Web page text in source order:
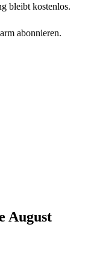
bleibt kostenlos.
abonnieren.
August